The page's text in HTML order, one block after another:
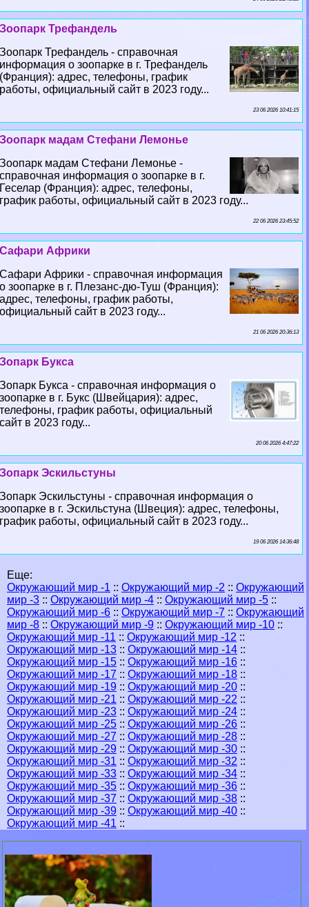
Зоопарк Трефандель
Зоопарк Трефандель - справочная
информация о зоопарке в г. Трефандель
(Франция): адрес, телефоны, график
работы, официальный сайт в 2023 году...
23 06 2026 10:41:15
Зоопарк мадам Стефани Лемонье
Зоопарк мадам Стефани Лемонье -
справочная информация о зоопарке в г.
Геселар (Франция): адрес, телефоны,
график работы, официальный сайт в 2023 году...
22 06 2026 23:45:52
Сафари Африки
Сафари Африки - справочная информация
о зоопарке в г. Плезанс-дю-Туш (Франция):
адрес, телефоны, график работы,
официальный сайт в 2023 году...
21 06 2026 20:36:13
Зопарк Букса
Зопарк Букса - справочная информация о
зоопарке в г. Букс (Швейцария): адрес,
телефоны, график работы, официальный
сайт в 2023 году...
20 06 2026 4:47:22
Зопарк Эскильстуны
Зопарк Эскильстуны - справочная информация о
зоопарке в г. Эскильстуна (Швеция): адрес, телефоны,
график работы, официальный сайт в 2023 году...
19 06 2026 14:36:48
Еще:
Окружающий мир -1 :: Окружающий мир -2 :: Окружающий
мир -3 :: Окружающий мир -4 :: Окружающий мир -5 ::
Окружающий мир -6 :: Окружающий мир -7 :: Окружающий
мир -8 :: Окружающий мир -9 :: Окружающий мир -10 ::
Окружающий мир -11 :: Окружающий мир -12 ::
Окружающий мир -13 :: Окружающий мир -14 ::
Окружающий мир -15 :: Окружающий мир -16 ::
Окружающий мир -17 :: Окружающий мир -18 ::
Окружающий мир -19 :: Окружающий мир -20 ::
Окружающий мир -21 :: Окружающий мир -22 ::
Окружающий мир -23 :: Окружающий мир -24 ::
Окружающий мир -25 :: Окружающий мир -26 ::
Окружающий мир -27 :: Окружающий мир -28 ::
Окружающий мир -29 :: Окружающий мир -30 ::
Окружающий мир -31 :: Окружающий мир -32 ::
Окружающий мир -33 :: Окружающий мир -34 ::
Окружающий мир -35 :: Окружающий мир -36 ::
Окружающий мир -37 :: Окружающий мир -38 ::
Окружающий мир -39 :: Окружающий мир -40 ::
Окружающий мир -41 ::